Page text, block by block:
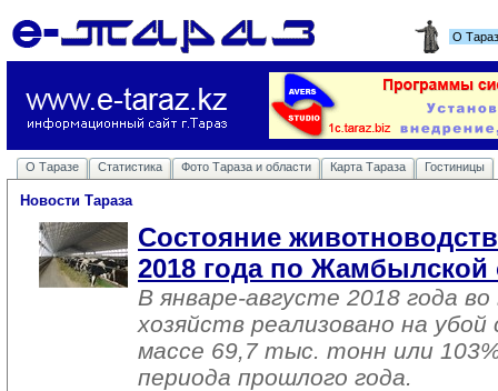
О
О Таразе Статистика Фото Тараза и области Карта Тараза Гостиницы
Новости Тараза
Состояние
2018 года по Жамбылской
В январе-августе 2018 года во
хозяйств реализовано на
массе 69,7 тыс. тонн или
периода прошлого года.